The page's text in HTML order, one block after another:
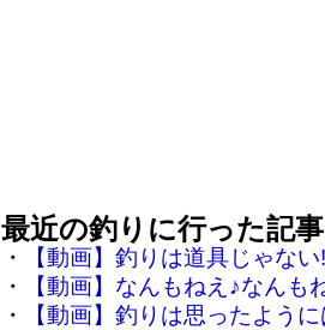
最近の釣りに行った記事
・
【動画】釣りは道具じゃな
・
【動画】なんもねえ♪なん
・
【動画】釣りは思ったよう